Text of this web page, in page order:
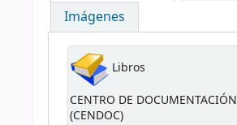
Imágenes
Libros
CENTRO DE DOCUMENTACIÓN
(CENDOC)